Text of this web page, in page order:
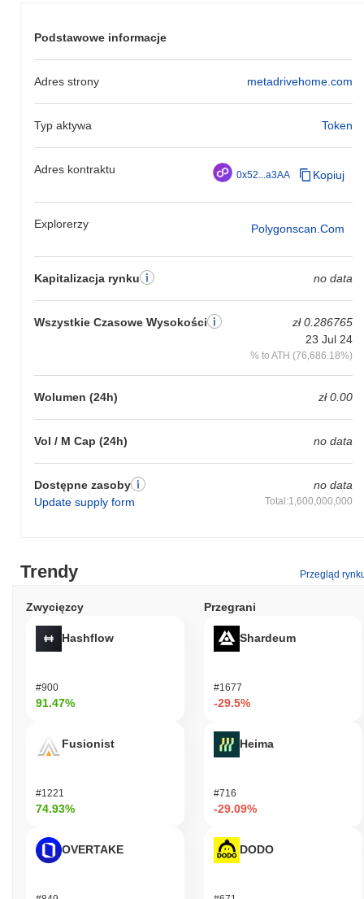
Podstawowe informacje
Adres strony metadrivehome.com
Typ aktywa Token
Adres kontraktu 0x52...a3AA Kopiuj
Explorerzy Polygonscan.com
Kapitalizacja rynku no data
Wszystkie Czasowe Wysokości
zł 0.286765
23 Jul 24
% to ATH (76,686.18%)
Wolumen (24h) zł 0.00
Vol / M Cap (24h) no data
Dostępne zasoby
Update supply form
no data
Total:1,600,000,000
Trendy Przegląd
Zwycięzcy
Hashflow
#900
91.47%
Fusionist
#1221
74.93%
OVERTAKE
Przegrani
Shardeum
#1677
-29.5%
Heima
#716
-29.09%
DODO